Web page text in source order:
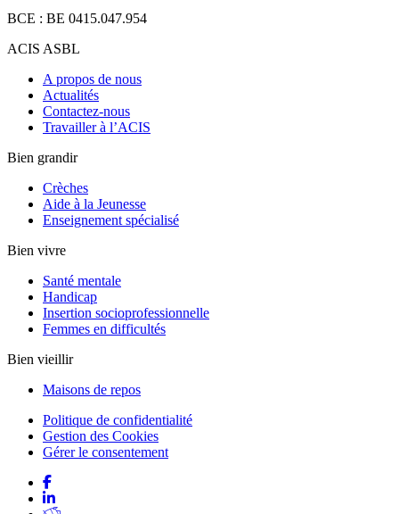
BCE : BE 0415.047.954
ACIS ASBL
A propos de nous
Actualités
Contactez-nous
Travailler à l’ACIS
Bien grandir
Crèches
Aide à la Jeunesse
Enseignement spécialisé
Bien vivre
Santé mentale
Handicap
Insertion socioprofessionnelle
Femmes en difficultés
Bien vieillir
Maisons de repos
Politique de confidentialité
Gestion des Cookies
Gérer le consentement